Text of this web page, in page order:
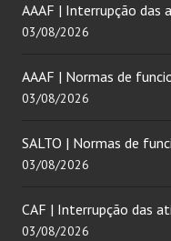
AAAF | Interrupção
03/08/2026
AAAF | Normas de
03/08/2026
SALTO | Normas de
03/08/2026
CAF | Interrupção das
03/08/2026